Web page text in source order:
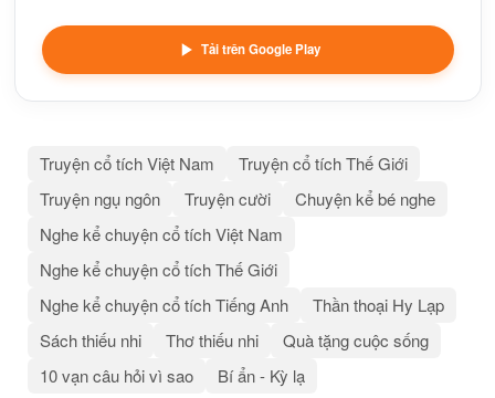
Tải trên Google Play
Truyện cổ tích Việt Nam
Truyện cổ tích Thế Giới
Truyện ngụ ngôn
Truyện cười
Chuyện kể bé nghe
Nghe kể chuyện cổ tích Việt Nam
Nghe kể chuyện cổ tích Thế Giới
Nghe kể chuyện cổ tích Tiếng Anh
Thần thoại Hy Lạp
Sách thiếu nhi
Thơ thiếu nhi
Quà tặng cuộc sống
10 vạn câu hỏi vì sao
Bí ẩn - Kỳ lạ